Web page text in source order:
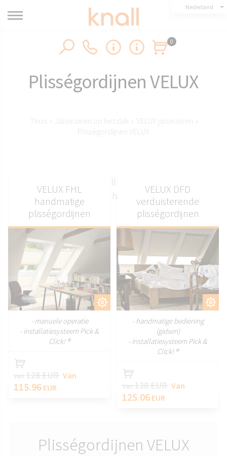
Nederland
0
Plisségordijnen VELUX
Thuis › Jaloezieën op het dak › VELUX jaloezieën
›
Plisségordijnen VELUX
*Naamplaatjes verschillen in positie en uiterlijk
afhankelijk van het raammodel.
AANPASSEN
VELUX FHL
handmatige
plisségordijnen
- manuele operatie
- installatiesysteem Pick &
Click! ®
Van128 EUR Van
115.96 EUR
AANPASSEN
VELUX DFD
verduisterende
plisségordijnen
- handmatige bediening
(gidsen)
- installatiesysteem Pick &
Click! ®
Van138 EUR Van
125.06 EUR
Plisségordijnen VELUX